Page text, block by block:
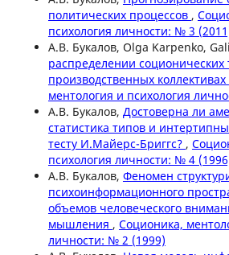
политических процессов ,
психология личности: № 3
А.В. Букалов, Olga Karpenko,
распределении
производственных коллективах
ментология и психология
А.В. Букалов, Достоверна ли
статистика типов и
тесту И.Майерс-Бриггс? ,
психология личности: № 4
А.В. Букалов, Феномен
психоинформационного
объемов человеческого
мышления , Соционика,
личности: № 2 (1999)